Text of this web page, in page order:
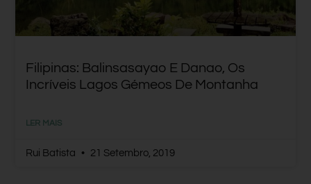
Filipinas: Balinsasayao E Danao, Os
Incríveis Lagos Gémeos De Montanha
LER MAIS
Rui Batista 21 Setembro, 2019